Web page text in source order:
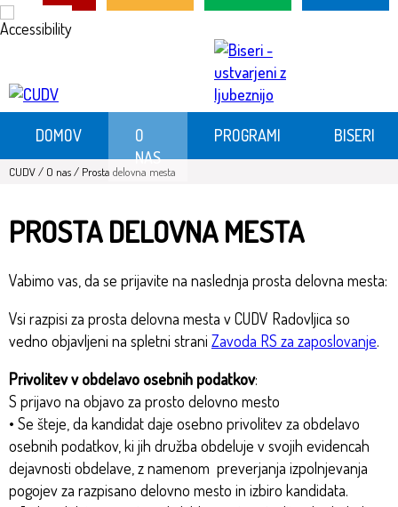
Skip
to
Skoči
DOMOV
O
NAS
PROGRAMI BISERI
CUDV/ O nas/ Prosta delovna mesta
PROSTA DELOVNA MESTA
Vabimo vas, da se prijavite na naslednja prosta delovna mesta:
Vsi razpisi za prosta delovna mesta v CUDV Radovljica so
vedno objavljeni na spletni strani Zavoda RS za zaposlovanje.
Privolitev v obdelavo osebnih podatkov:
S prijavo na objavo za prosto delovno mesto
• Se šteje, da kandidat daje osebno privolitev za obdelavo
osebnih podatkov, ki jih družba obdeluje v svojih evidencah
dejavnosti obdelave, z namenom preverjanja izpolnjevanja
pogojev za razpisano delovno mesto in izbiro kandidata.